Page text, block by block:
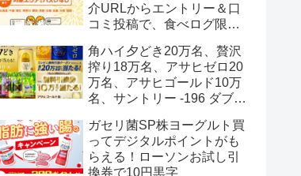
介URLからエントリー＆口
コミ投稿で、食べログ限定
トがもらえる
角ハイ夕どき20万名、贅沢
搾り18万名、アサヒゼロ20
万名、アサヒゴールド10万
名、サントリー -196 ダブル
ガセリ菌SP株ヨーグルト買
ってデジタルポイントがも
らえる！ローソンお試し引
換券で10円黒字